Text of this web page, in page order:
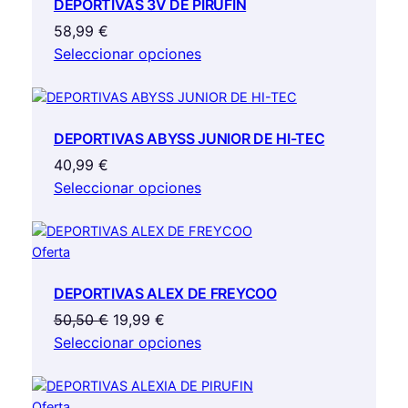
DEPORTIVAS 3V DE PIRUFIN
58,99 €
Seleccionar opciones
DEPORTIVAS ABYSS JUNIOR DE HI-TEC
40,99 €
Seleccionar opciones
OfertaProducto
oferta
DEPORTIVAS ALEX DE FREYCOO
50,50€ El
precio
era:
19,99 €El
precio
es:
Seleccionar opciones